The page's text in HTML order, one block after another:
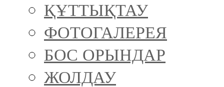
ҚҰТТЫҚТАУ
ФОТОГАЛЕРЕЯ
БОС ОРЫНДАР
ЖОЛДАУ